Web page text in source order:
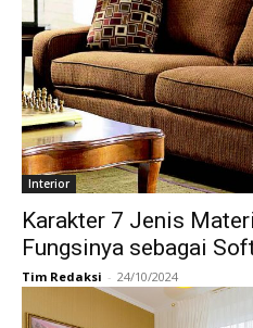
Interior
Karakter 7 Jenis
Fungsinya sebagai
Tim Redaksi - 24/10/2024